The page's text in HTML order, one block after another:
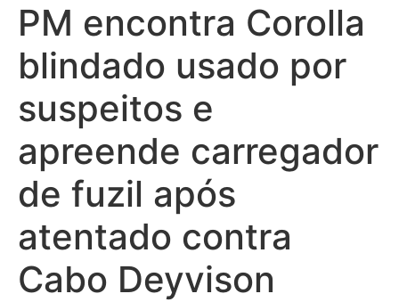
PM encontra Corolla
blindado usado por
suspeitos e
apreende carregador
de fuzil após
atentado contra
Cabo Deyvison